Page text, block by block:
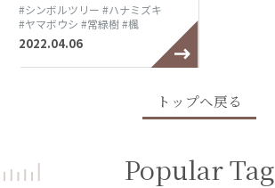
#シンボルツリー #ハナミズキ
#ヤマボウシ #常緑樹#楓
2022.04.06
トップへ戻る
Popular Tag